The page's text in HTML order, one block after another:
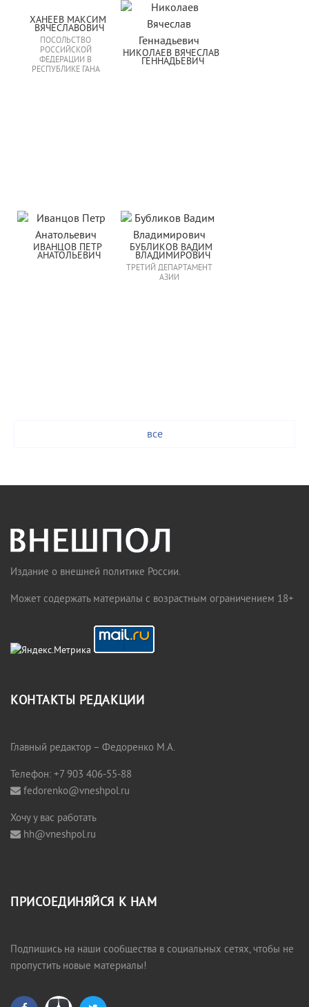
ХАНЕЕВ МАКСИМ
ВЯЧЕСЛАВОВИЧ
ПОСОЛЬСТВО
РОССИЙСКОЙ
ФЕДЕРАЦИИ В
РЕСПУБЛИКЕ ГАНА
НИКОЛАЕВ ВЯЧЕСЛАВ
ГЕННАДЬЕВИЧ
ИВАНЦОВ ПЕТР
АНАТОЛЬЕВИЧ
БУБЛИКОВ ВАДИМ
ВЛАДИМИРОВИЧ
ТРЕТИЙ ДЕПАРТАМЕНТ
АЗИИ
все
Издание о внешней политике России.
Может содержать материалы с возрастным ограничением 18+
КОНТАКТЫ РЕДАКЦИИ
Главный редактор – Федоренко М.А.
Телефон: +7 903 406-55-88
fedorenko@vneshpol.ru
Хочу у вас работать
hh@vneshpol.ru
ПРИСОЕДИНЯЙСЯ К НАМ
Подпишись на наши сообщества в социальных сетях, чтобы не
пропустить новые материалы!